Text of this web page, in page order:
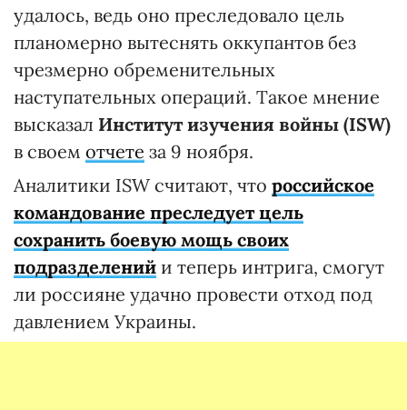
удалось, ведь оно преследовало цель
планомерно вытеснять оккупантов без
чрезмерно обременительных
наступательных операций. Такое мнение
высказал Институт изучения войны (ISW)
в своем отчете за 9 ноября.
Аналитики ISW считают, что российское
командование преследует цель
сохранить боевую мощь своих
подразделений и теперь интрига, смогут
ли россияне удачно провести отход под
давлением Украины.